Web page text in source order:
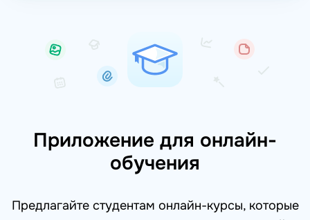
Приложение для онлайн-
обучения
Предлагайте студентам онлайн-курсы, которые